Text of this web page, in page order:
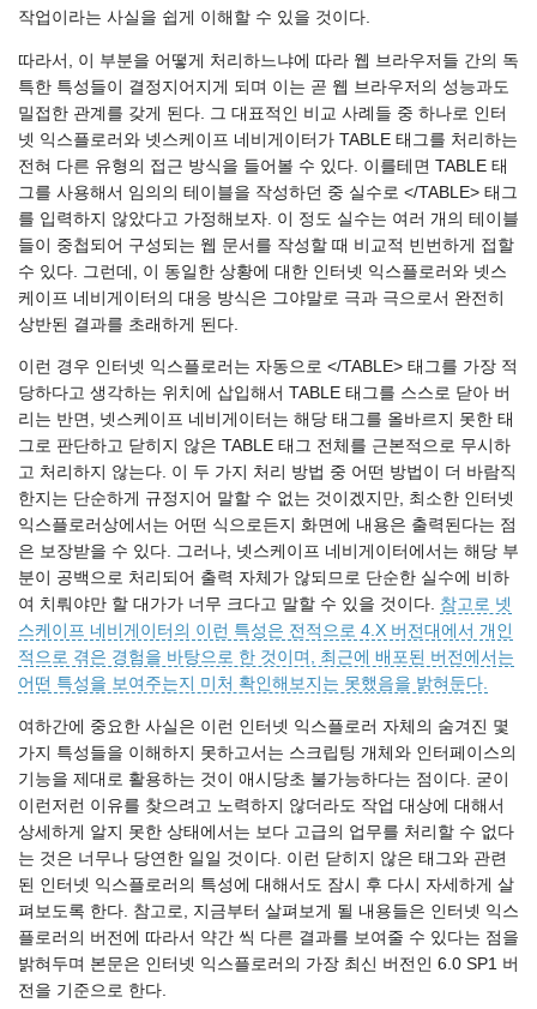
작업이라는 사실을 쉽게 이해할 수 있을 것이다.
따라서, 이 부분을 어떻게 처리하느냐에 따라 웹 브라우저들 간의 독
특한 특성들이 결정지어지게 되며 이는 곧 웹 브라우저의 성능과도
밀접한 관계를 갖게 된다. 그 대표적인 비교 사례들 중 하나로 인터
넷 익스플로러와 넷스케이프 네비게이터가 TABLE 태그를 처리하는
전혀 다른 유형의 접근 방식을 들어볼 수 있다. 이를테면 TABLE 태
그를 사용해서 임의의 테이블을 작성하던 중 실수로 </TABLE> 태그
를 입력하지 않았다고 가정해보자. 이 정도 실수는 여러 개의 테이블
들이 중첩되어 구성되는 웹 문서를 작성할 때 비교적 빈번하게 접할
수 있다. 그런데, 이 동일한 상황에 대한 인터넷 익스플로러와 넷스
케이프 네비게이터의 대응 방식은 그야말로 극과 극으로서 완전히
상반된 결과를 초래하게 된다.
이런 경우 인터넷 익스플로러는 자동으로 </TABLE> 태그를 가장 적
당하다고 생각하는 위치에 삽입해서 TABLE 태그를 스스로 닫아 버
리는 반면, 넷스케이프 네비게이터는 해당 태그를 올바르지 못한 태
그로 판단하고 닫히지 않은 TABLE 태그 전체를 근본적으로 무시하
고 처리하지 않는다. 이 두 가지 처리 방법 중 어떤 방법이 더 바람직
한지는 단순하게 규정지어 말할 수 없는 것이겠지만, 최소한 인터넷
익스플로러상에서는 어떤 식으로든지 화면에 내용은 출력된다는 점
은 보장받을 수 있다. 그러나, 넷스케이프 네비게이터에서는 해당 부
분이 공백으로 처리되어 출력 자체가 않되므로 단순한 실수에 비하
여 치뤄야만 할 대가가 너무 크다고 말할 수 있을 것이다. 참고로 넷
스케이프 네비게이터의 이런 특성은 전적으로 4.X 버전대에서 개인
적으로 겪은 경험을 바탕으로 한 것이며, 최근에 배포된 버전에서는
어떤 특성을 보여주는지 미처 확인해보지는 못했음을 밝혀둔다.
여하간에 중요한 사실은 이런 인터넷 익스플로러 자체의 숨겨진 몇
가지 특성들을 이해하지 못하고서는 스크립팅 개체와 인터페이스의
기능을 제대로 활용하는 것이 애시당초 불가능하다는 점이다. 굳이
이런저런 이유를 찾으려고 노력하지 않더라도 작업 대상에 대해서
상세하게 알지 못한 상태에서는 보다 고급의 업무를 처리할 수 없다
는 것은 너무나 당연한 일일 것이다. 이런 닫히지 않은 태그와 관련
된 인터넷 익스플로러의 특성에 대해서도 잠시 후 다시 자세하게 살
펴보도록 한다. 참고로, 지금부터 살펴보게 될 내용들은 인터넷 익스
플로러의 버전에 따라서 약간 씩 다른 결과를 보여줄 수 있다는 점을
밝혀두며 본문은 인터넷 익스플로러의 가장 최신 버전인 6.0 SP1 버
전을 기준으로 한다.